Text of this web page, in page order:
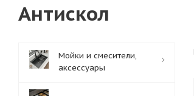
Антискол
Мойки и смесители,
аксессуары